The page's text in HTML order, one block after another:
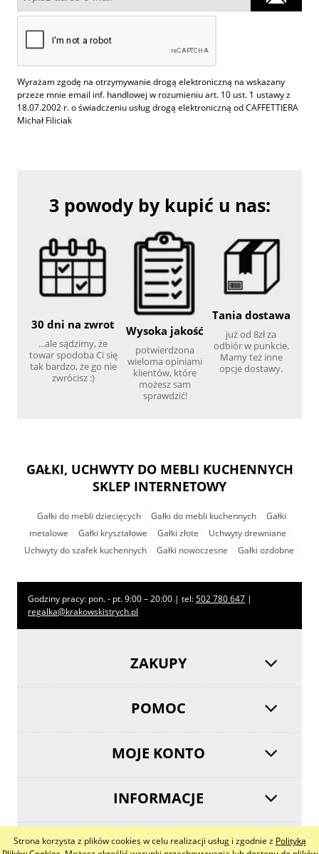
Strona korzysta z plików cookies w celu realizacji usług i zgodnie z Polityką
Wyrażam zgodę na otrzymywanie drogą elektroniczną na wskazany
przeze mnie email inf. handlowej w rozumieniu art. 10 ust. 1 ustawy z
18.07.2002 r. o świadczeniu usług drogą elektroniczną od CAFFETTIERA
Michał Filiciak
3 powody by kupić u nas:
30 dni na zwrot
...ale sądzimy, że
towar spodoba Ci się
tak bardzo, że go nie
zwrócisz :)
Wysoka jakość
potwierdzona
wieloma opiniami
klientów, które
możesz sam
sprawdzić!
Tania dostawa
już od 8zł za
odbiór w punkcie.
Mamy też inne
opcje dostawy.
GAŁKI, UCHWYTY DO MEBLI KUCHENNYCH
SKLEP INTERNETOWY
Gałki do mebli dziecięcych Gałki do mebli kuchennych
Gałki
metalowe
Gałki kryształowe Gałki złote
Uchwyty drewniane
Uchwyty do szafek kuchennych
Gałki nowoczesne Gałki ozdobne
Godziny pracy: pon. - pt. 9:00 – 20:00 | tel:502 780 647 |
regalka@krakowskistrych.pl
ZAKUPY
POMOC
MOJE KONTO
INFORMACJE